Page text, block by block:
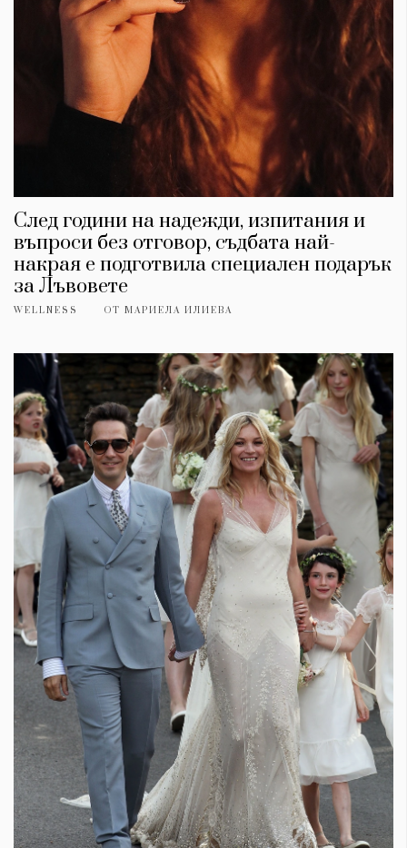
След години на надежди, изпитания и
въпроси без отговор, съдбата най-
накрая е подготвила специален подарък
за Лъвовете
WELLNESS ОТ МАРИЕЛА ИЛИЕВА